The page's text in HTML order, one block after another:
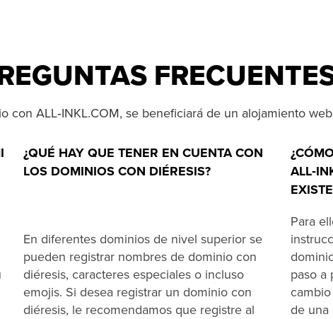
con ALL‑INKL.COM, se beneficiará de un alojamiento
¿QUÉ HAY QUE TENER EN CUENTA CON
LOS DOMINIOS CON DIÉRESIS?
En diferentes dominios de nivel superior se
pueden registrar nombres de dominio con
diéresis, caracteres especiales o incluso
emojis. Si desea registrar un dominio con
diéresis, le recomendamos que registre al
Para
paso a
de una